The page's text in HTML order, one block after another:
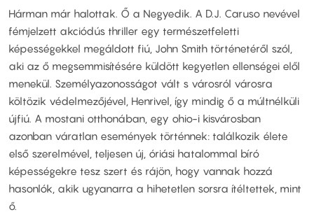
Hárman már halottak. Ő a Negyedik. A D.J. Caruso nevével
fémjelzett akciódús thriller egy természetfeletti
képességekkel megáldott fiú, John Smith történetéről szól,
aki az ő megsemmisítésére küldött kegyetlen ellenségei elől
menekül. Személyazonosságot vált s városról városra
költözik védelmezőjével, Henrivel, így mindig ő a múltnélküli
újfiú. A mostani otthonában, egy ohio-i kisvárosban
azonban váratlan események történnek: találkozik élete
első szerelmével, teljesen új, óriási hatalommal bíró
képességekre tesz szert és rájön, hogy vannak hozzá
hasonlók, akik ugyanarra a hihetetlen sorsra ítéltettek, mint
ő.